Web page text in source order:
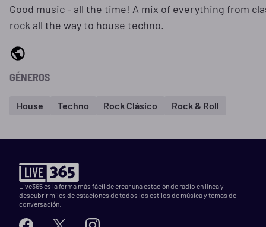
Good music - all the time! A mix of everything from
rock all the way to house techno.
GÉNEROS
House Techno Rock Clásico Rock & Roll
Live365 es la forma más fácil de crear una estación de radio en línea y
descubrir miles de estaciones de todos los estilos de música y temas de
conversación.